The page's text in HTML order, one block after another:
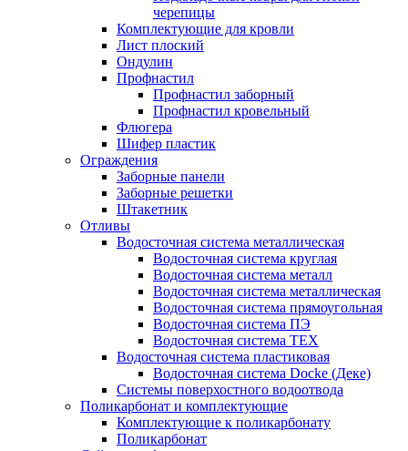
черепицы
Комплектующие для кровли
Лист плоский
Ондулин
Профнастил
Профнастил заборный
Профнастил кровельный
Флюгера
Шифер пластик
Ограждения
Заборные панели
Заборные решетки
Штакетник
Отливы
Водосточная система металлическая
Водосточная система круглая
Водосточная система металл
Водосточная система металлическая
Водосточная система прямоугольная
Водосточная система ПЭ
Водосточная система ТЕХ
Водосточная система пластиковая
Водосточная система Docke (Деке)
Системы поверхостного водоотвода
Поликарбонат и комплектующие
Комплектующие к поликарбонату
Поликарбонат